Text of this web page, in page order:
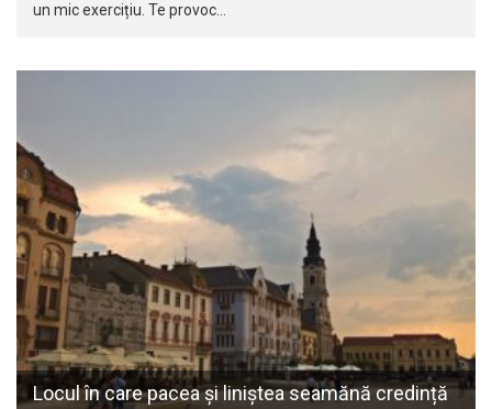
un mic exercițiu. Te provoc…
Locul în care pacea și liniștea seamănă credință